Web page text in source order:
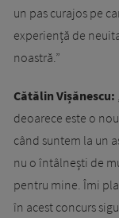
un pas curajos pe
experiență de
noastră.”
Cătălin Vișănescu:
deoarece este o
când suntem la un
nu o întâlneşti de
pentru mine. Îmi
în acest concurs